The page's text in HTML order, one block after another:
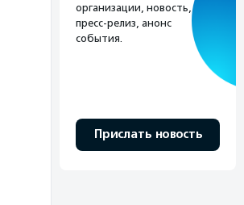
организации, новость,
пресс-релиз, анонс
события.
Прислать новость